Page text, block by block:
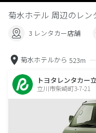
菊水ホテル 周辺のレン
3 レンタカー店舗
菊水ホテルから 523m
トヨタレンタカー
立川市柴崎町3-7-21